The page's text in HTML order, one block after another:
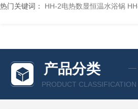
热门关键词： HH-2电热数显恒温水浴锅
产品分类
PRODUCT CLASSIFICATION